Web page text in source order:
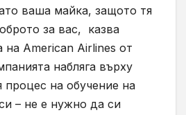
ваша майка, защото тя
за вас, казва
на American Airlines от
набляга върху
на обучение на
– не е нужно да си